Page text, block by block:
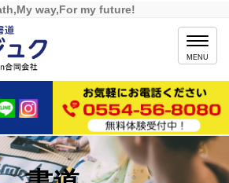
way,For my future!
MENU